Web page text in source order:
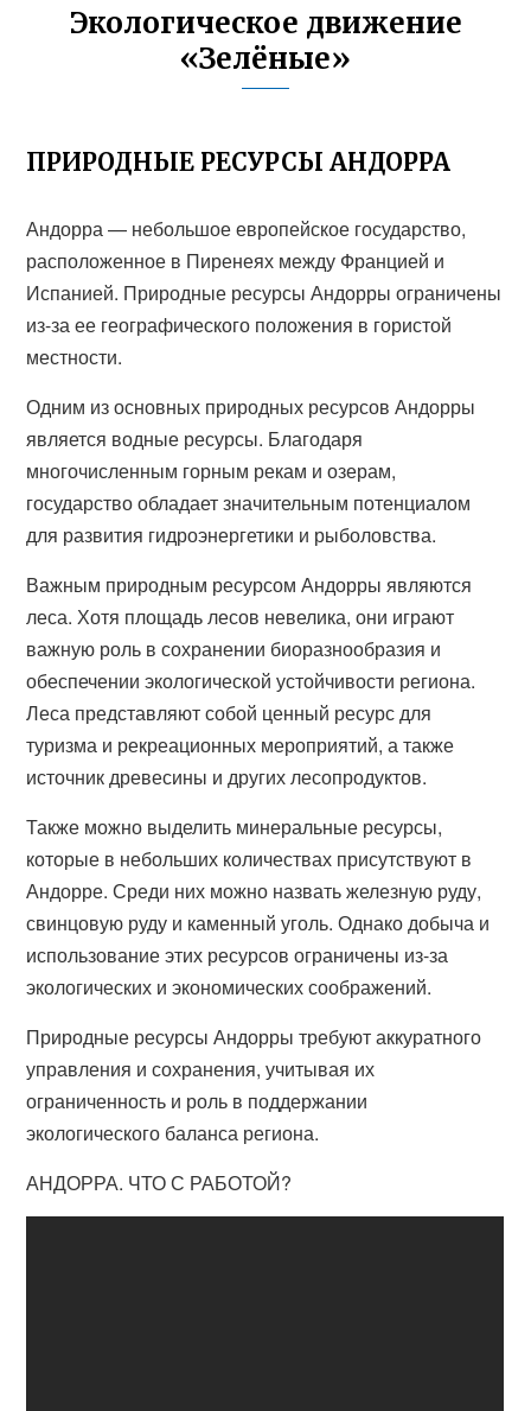
Экологическое движение
«Зелёные»
ПРИРОДНЫЕ РЕСУРСЫ АНДОРРА
Андорра — небольшое европейское государство,
расположенное в Пиренеях между Францией и
Испанией. Природные ресурсы Андорры ограничены
из-за ее географического положения в гористой
местности.
Одним из основных природных ресурсов Андорры
является водные ресурсы. Благодаря
многочисленным горным рекам и озерам,
государство обладает значительным потенциалом
для развития гидроэнергетики и рыболовства.
Важным природным ресурсом Андорры являются
леса. Хотя площадь лесов невелика, они играют
важную роль в сохранении биоразнообразия и
обеспечении экологической устойчивости региона.
Леса представляют собой ценный ресурс для
туризма и рекреационных мероприятий, а также
источник древесины и других лесопродуктов.
Также можно выделить минеральные ресурсы,
которые в небольших количествах присутствуют в
Андорре. Среди них можно назвать железную руду,
свинцовую руду и каменный уголь. Однако добыча и
использование этих ресурсов ограничены из-за
экологических и экономических соображений.
Природные ресурсы Андорры требуют аккуратного
управления и сохранения, учитывая их
ограниченность и роль в поддержании
экологического баланса региона.
АНДОРРА. ЧТО С РАБОТОЙ?